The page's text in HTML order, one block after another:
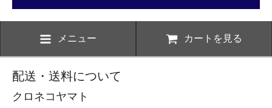
メニュー カートを見る
配送・送料について
クロネコヤマト